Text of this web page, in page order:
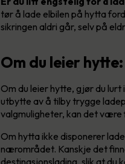
tør å lade elbilen på hytta
sikringen aldri går, selv på
Om du leier hytte:
Om du leier hytte, gjør du
utbytte av å tilby trygge
valgmuligheter, kan det være
Om hytta ikke disponerer
nærområdet. Kanskje det
destinasjonslading, slik at du